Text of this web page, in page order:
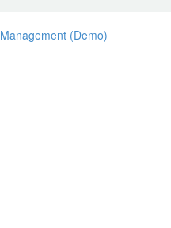
Management (Demo)